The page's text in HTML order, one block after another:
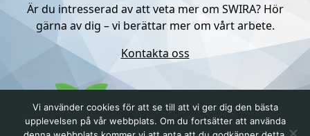
Är du intresserad av att veta mer om SWIRA? Hör
gärna av dig – vi berättar mer om vårt arbete.
Kontakta oss
Vi använder cookies för att se till att vi ger dig den bästa
upplevelsen på vår webbplats. Om du fortsätter att använda